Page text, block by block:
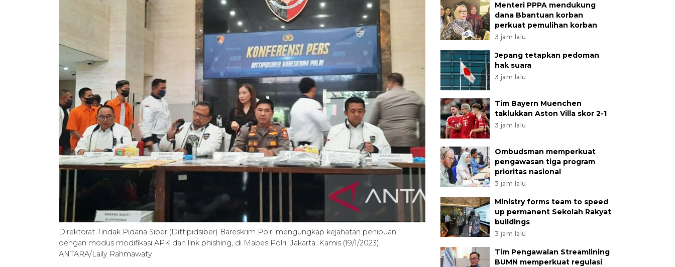
Direktorat Tindak Pidana Siber (Dittipidsiber) Bareskrim Polri mengungkap kejahatan penipuan
dengan modus modifikasi APK dan link phishing, di Mabes Polri, Jakarta, Kamis (19/1/2023).
ANTARA/Laily Rahmawaty
Menteri PPPA mendukung
dana Bbantuan korban
perkuat pemulihan korban
3 jam lalu
Jepang tetapkan pedoman
hak suara
3 jam lalu
Tim Bayern Muenchen
taklukkan Aston Villa skor 2-1
3 jam lalu
Ombudsman memperkuat
pengawasan tiga program
prioritas nasional
3 jam lalu
Ministry forms team to speed
up permanent Sekolah Rakyat
buildings
3 jam lalu
Tim Pengawalan Streamlining
BUMN memperkuat regulasi